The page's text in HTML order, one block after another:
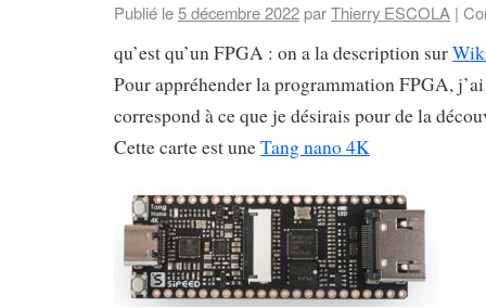
Publié le5 décembre 2022 parThierry ESCOLA |
qu’est qu’un FPGA : on a la description sur
Pour appréhender la programmation FPGA,
correspond à ce que je désirais pour de la
Cette carte est uneTang nano 4K